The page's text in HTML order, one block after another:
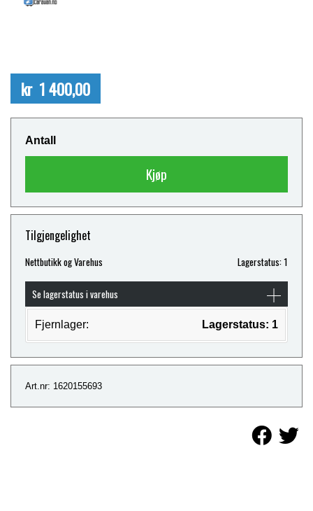
kr 1 400,00
Antall
Kjøp
Tilgjengelighet
Nettbutikk og Varehus Lagerstatus: 1
Se lagerstatus i varehus
Fjernlager: Lagerstatus: 1
Art.nr: 1620155693